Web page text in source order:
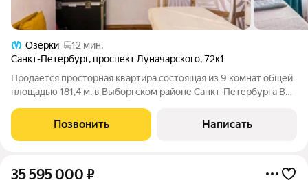
Озерки
12 мин.
Санкт-Петербург, проспект Луначарского,72к1
Продается просторная квартира состоящая из 9 комнат общей
площадью 181,4 м. в Выборгском районе Санкт-Петербурга В
расположенном доме, в одном из самых комфортных и
зеленых районов города. Отличный
Позвонить Написать
35 595 000 ₽